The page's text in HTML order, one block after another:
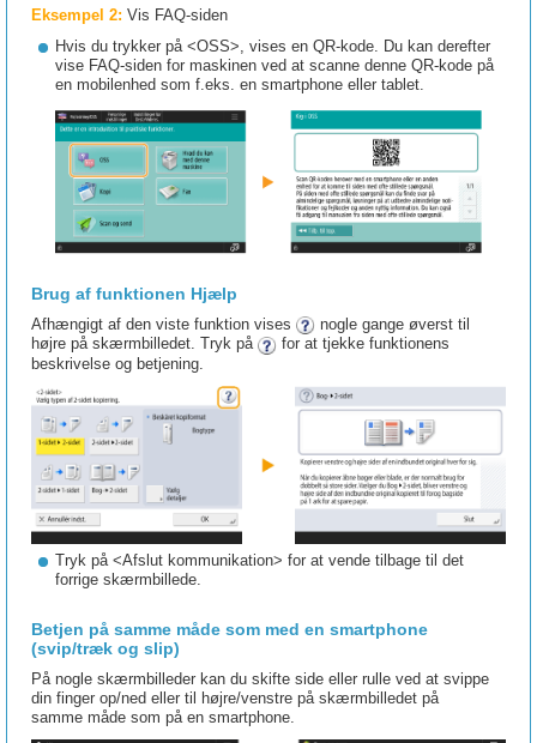
Eksempel 2: Vis FAQ-siden
Hvis du trykker på <OSS>, vises en QR-kode. Du kan derefter
vise FAQ-siden for maskinen ved at scanne denne QR-kode på
en mobilenhed som f.eks. en smartphone eller tablet.
Brug af funktionen Hjælp
Afhængigt af den viste funktion vises
nogle gange øverst til
højre på skærmbilledet. Tryk på
for at tjekke funktionens
beskrivelse og betjening.
Tryk på <Afslut kommunikation> for at vende tilbage til det
forrige skærmbillede.
Betjen på samme måde som med en smartphone
(svip/træk og slip)
På nogle skærmbilleder kan du skifte side eller rulle ved at svippe
din finger op/ned eller til højre/venstre på skærmbilledet på
samme måde som på en smartphone.